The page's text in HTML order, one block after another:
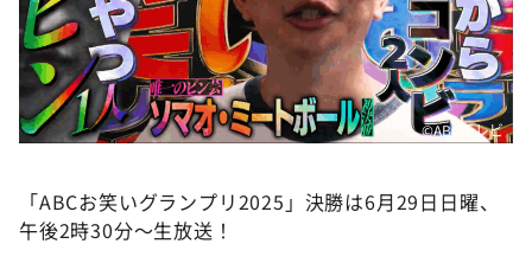
©️ABCテレビ
「ABCお笑いグランプリ2025」決勝は6月29日日曜、
午後2時30分～生放送！